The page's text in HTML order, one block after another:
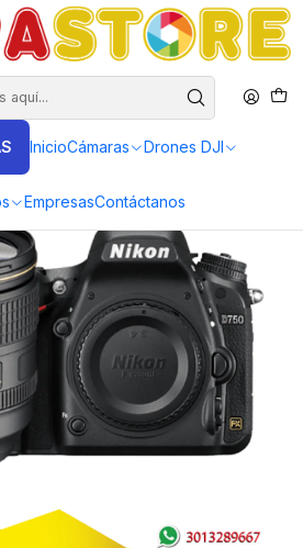
InicioCámaras Drones DJI
EmpresasContáctanos
EXCLUSIVOS INSTA360, GOPRO, DJI
Cámaras Digitales Nikon
VR 24.3 Mpx con Memoria 32gb y